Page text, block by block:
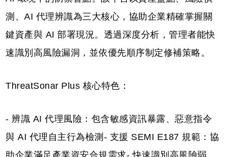
測、AI 代理辨識為三大核心，協助企業精確掌握關
鍵資產與 AI 部署現況。透過深度分析，管理者能快
速識別高風險漏洞，並依優先順序制定修補策略。
ThreatSonar Plus 核心特色：
- 辨識 AI 代理風險：包含敏感資訊暴露、惡意指令
與 AI 代理自主行為檢測- 支援 SEMI E187 規範：協
助企業滿足產業資安合規需求- 快速識別高風險弱